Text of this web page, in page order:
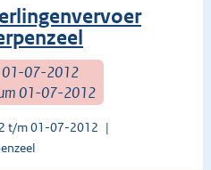
01-07-2012
01-07-2012
t/m 01-07-2012